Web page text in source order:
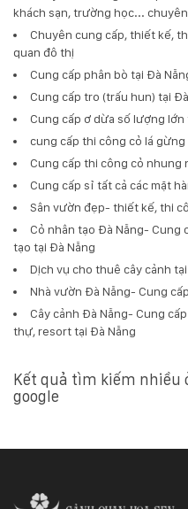
khách sạn, trường học...
Chuyên cung cấp, thiết kế,
quan đô thị
Cung cấp phân bò tại Đà
Cung cấp tro (trấu hun) tại
Cung cấp ơ dừa số lượng lớn
cung cấp thi công cỏ lá gừng
Cung cấp thi công cỏ nhung
Cung cấp sỉ tất cả các mặt
Sân vườn đẹp- thiết kế, thi
Cỏ nhân tạo Đà Nẵng- Cung
tạo tại Đà Nẵng
Dịch vụ cho thuê cây cảnh
Nhà vườn Đà Nẵng- Cung
Cây cảnh Đà Nẵng- Cung
thự, resort tại Đà Nẵng
Kết quả tìm kiếm nhiều
google